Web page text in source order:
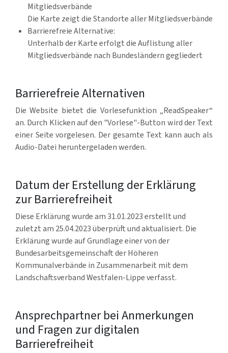
Mitgliedsverbände
Die Karte zeigt die Standorte aller Mitgliedsverbände
Barrierefreie Alternative:
Unterhalb der Karte erfolgt die Auflistung aller
Mitgliedsverbände nach Bundesländern gegliedert
Barrierefreie Alternativen
Die Website bietet die Vorlesefunktion „ReadSpeaker“
an. Durch Klicken auf den "Vorlese"-Button wird der Text
einer Seite vorgelesen. Der gesamte Text kann auch als
Audio-Datei heruntergeladen werden.
Datum der Erstellung der Erklärung
zur Barrierefreiheit
Diese Erklärung wurde am 31.01.2023 erstellt und
zuletzt am 25.04.2023 überprüft und aktualisiert. Die
Erklärung wurde auf Grundlage einer von der
Bundesarbeitsgemeinschaft der Höheren
Kommunalverbände in Zusammenarbeit mit dem
Landschaftsverband Westfalen-Lippe verfasst.
Ansprechpartner bei Anmerkungen
und Fragen zur digitalen
Barrierefreiheit